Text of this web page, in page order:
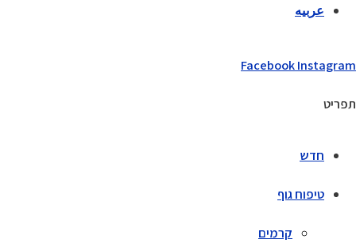
عربيه
FacebookInstagram
תפריט
חדש
טיפוח גוף
קרמים